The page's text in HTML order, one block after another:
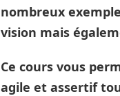
nombreux
vision mais
Ce cours vous
agile et assertif